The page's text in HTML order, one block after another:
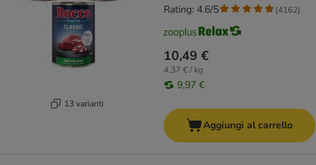
13 varianti
10,49 €
4,37 € / kg
9,97 €
Rating: 4.6/5 (4162)
Aggiungi al carrello